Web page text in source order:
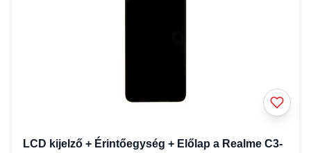
LCD kijelző + Érintőegység + Előlap a Realme C3-